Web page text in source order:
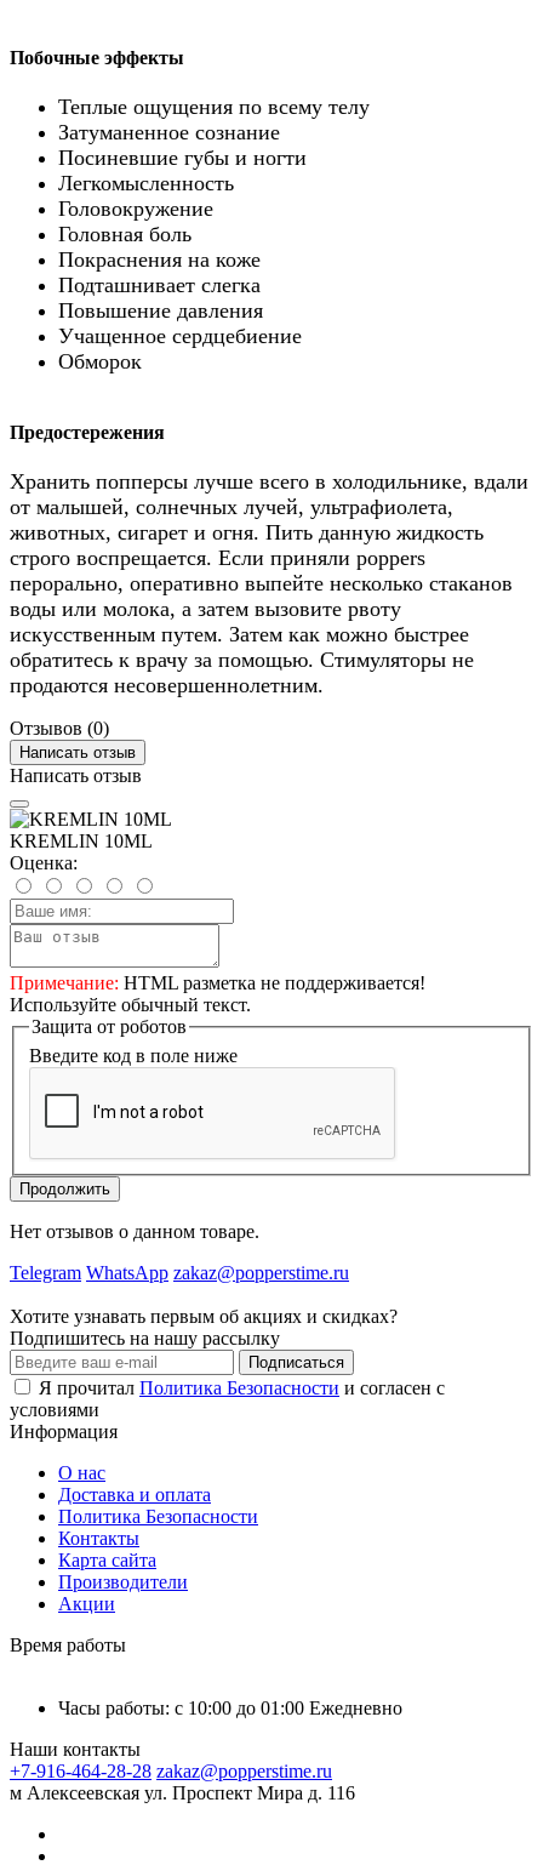
Побочные эффекты
Теплые ощущения по всему телу
Затуманенное сознание
Посиневшие губы и ногти
Легкомысленность
Головокружение
Головная боль
Покраснения на коже
Подташнивает слегка
Повышение давления
Учащенное сердцебиение
Обморок
Предостережения
Хранить попперсы лучше всего в холодильнике, вдали
от малышей, солнечных лучей, ультрафиолета,
животных, сигарет и огня. Пить данную жидкость
строго воспрещается. Если приняли poppers
перорально, оперативно выпейте несколько стаканов
воды или молока, а затем вызовите рвоту
искусственным путем. Затем как можно быстрее
обратитесь к врачу за помощью. Стимуляторы не
продаются несовершеннолетним.
Отзывов (0)
Написать отзыв
Написать отзыв
KREMLIN 10ML
Оценка:
Примечание: HTML разметка не поддерживается!
Используйте обычный текст.
Защита от роботов
Введите код в поле ниже
Продолжить
Нет отзывов о данном товаре.
Telegram WhatsApp zakaz@popperstime.ru
Хотите узнавать первым об акциях и скидках?
Подпишитесь на нашу рассылку
Подписаться
Я прочитал Политика Безопасности и согласен с
условиями
Информация
О нас
Доставка и оплата
Политика Безопасности
Контакты
Карта сайта
Производители
Акции
Время работы
Часы работы: с 10:00 до 01:00 Ежедневно
Наши контакты
+7-916-464-28-28 zakaz@popperstime.ru
м Алексеевская ул. Проспект Мира д. 116